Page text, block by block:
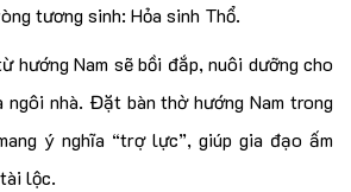
tương sinh: Hỏa sinh Thổ.
hướng Nam sẽ bồi đắp, nuôi dưỡng cho
ngôi nhà. Đặt bàn thờ hướng Nam trong
ý nghĩa “trợ lực”, giúp gia đạo ấm
lộc.